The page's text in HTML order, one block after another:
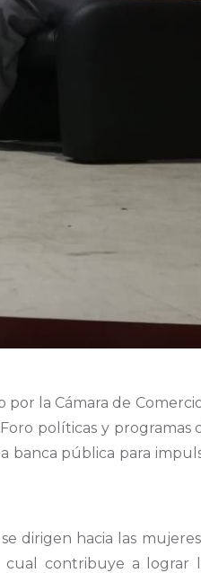
la Cámara de
políticas y programas
pública para
dirigen hacia las
cual contribuye a lograr